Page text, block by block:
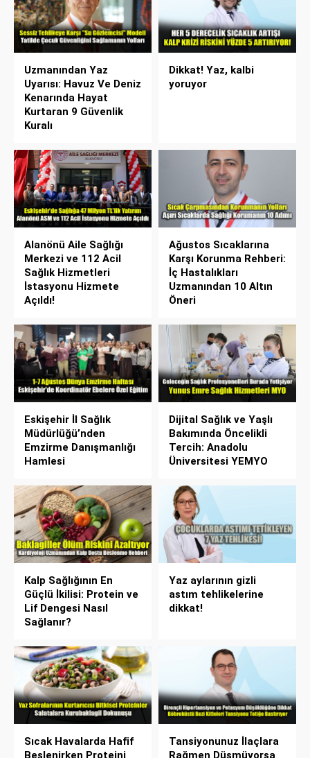
Uzmanından Yaz
Uyarısı: Havuz Ve Deniz
Kenarında Hayat
Kurtaran 9 Güvenlik
Kuralı
Dikkat! Yaz, kalbi
yoruyor
Alanönü Aile Sağlığı
Merkezi ve 112 Acil
Sağlık Hizmetleri
İstasyonu Hizmete
Açıldı!
Ağustos Sıcaklarına
Karşı Korunma Rehberi:
İç Hastalıkları
Uzmanından 10 Altın
Öneri
Eskişehir İl Sağlık
Müdürlüğü’nden
Emzirme Danışmanlığı
Hamlesi
Dijital Sağlık ve Yaşlı
Bakımında Öncelikli
Tercih: Anadolu
Üniversitesi YEMYO
Kalp Sağlığının En
Güçlü İkilisi: Protein ve
Lif Dengesi Nasıl
Sağlanır?
Yaz aylarının gizli
astım tehlikelerine
dikkat!
Sıcak Havalarda Hafif
Beslenirken Proteini
Tansiyonunuz İlaçlara
Rağmen Düşmüyorsa